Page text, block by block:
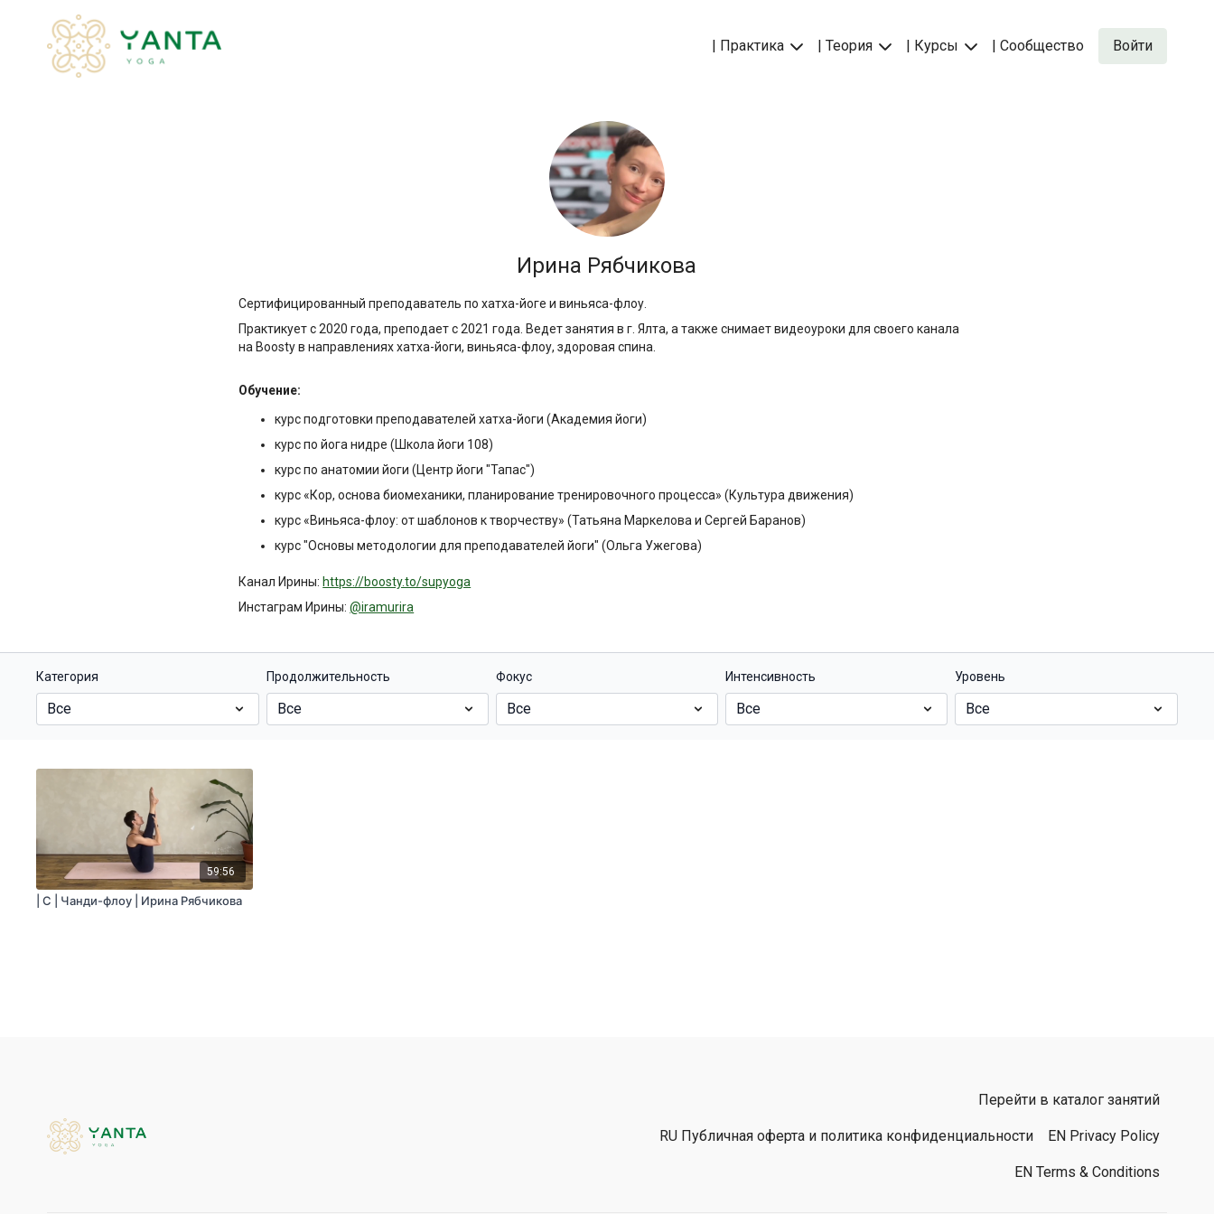
| Практика | Теория | Курсы | Сообщество Войти
Ирина Рябчикова
Сертифицированный преподаватель по хатха-йоге и виньяса-флоу.
Практикует с 2020 года, преподает с 2021 года. Ведет занятия в г. Ялта, а также снимает видеоуроки для своего канала
на Boosty в направлениях хатха-йоги, виньяса-флоу, здоровая спина.
Обучение:
курс подготовки преподавателей хатха-йоги (Академия йоги)
курс по йога нидре (Школа йоги 108)
курс по анатомии йоги (Центр йоги "Тапас")
курс «Кор, основа биомеханики, планирование тренировочного процесса» (Культура движения)
курс «Виньяса-флоу: от шаблонов к творчеству» (Татьяна Маркелова и Сергей Баранов)
курс "Основы методологии для преподавателей йоги" (Ольга Ужегова)
Канал Ирины: https://boosty.to/supyoga
Инстаграм Ирины:@iramurira
Категория Продолжительность Фокус Интенсивность Уровень
59:56
| C | Чанди-флоу | Ирина Рябчикова
Перейти в каталог занятий
RU Публичная оферта и политика конфиденциальности EN Privacy Policy
EN Terms & Conditions